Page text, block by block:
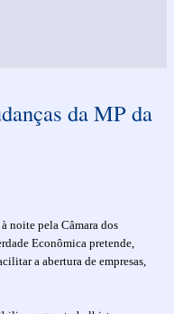
da MP da
noite pela Câmara dos
Econômica pretende,
a abertura de empresas,